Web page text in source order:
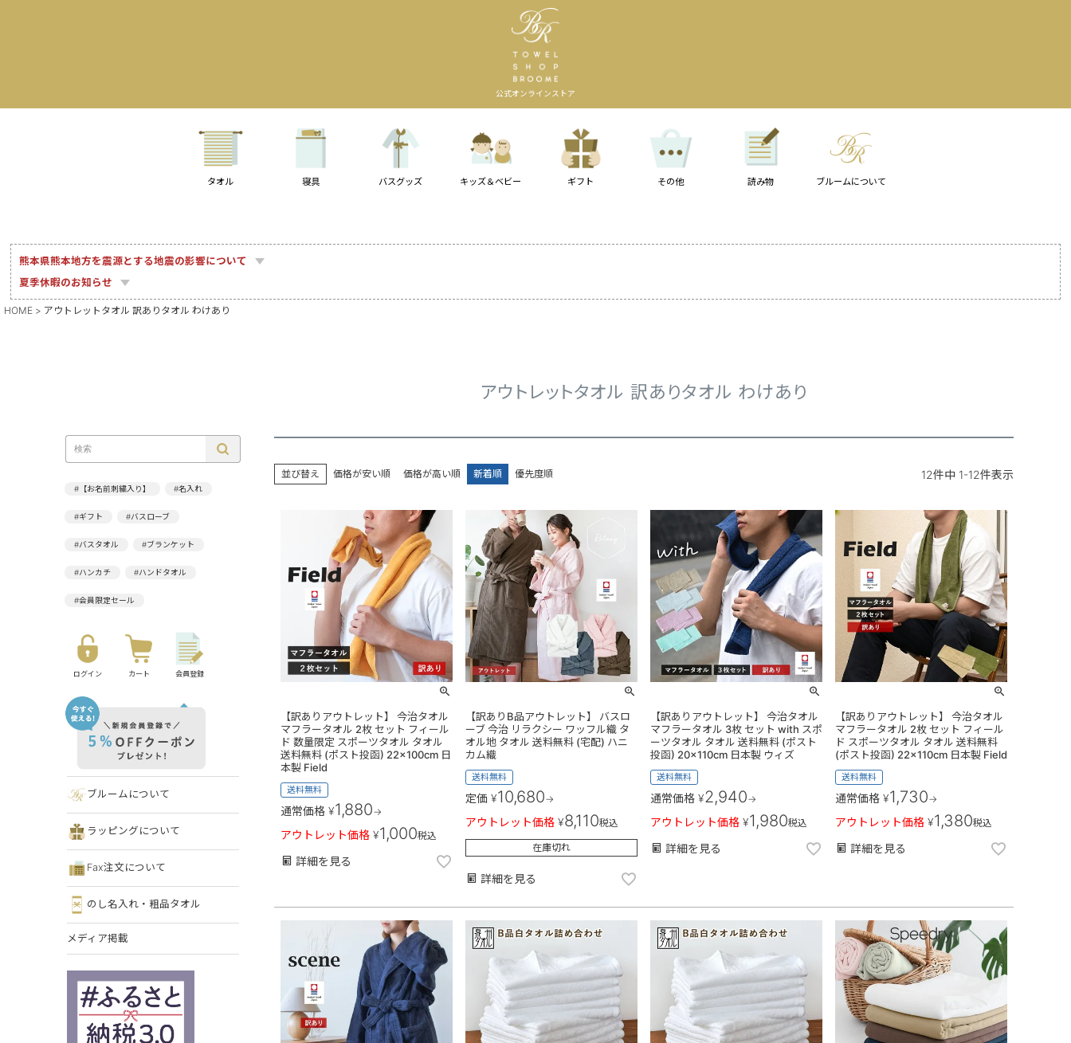
公式オンラインストア
タオル 寝具 バスグッズ キッズ＆ベビー ギフト その他 読み物 ブルームについて
熊本県熊本地方を震源とする地震の影響について
夏季休暇のお知らせ
HOME アウトレットタオル 訳ありタオル わけあり
#【お名前刺繍入り】 #名入れ
#ギフト #バスローブ
#バスタオル #ブランケット
#ハンカチ #ハンドタオル
#会員限定セール
ログイン カート 会員登録
ブルームについて
ラッピングについて
Fax注文について
のし名入れ・粗品タオル
メディア掲載
アウトレットタオル 訳ありタオル わけあり
並び替え 価格が安い順 価格が高い順 新着順 優先度順 12件中 1-12件表示
【訳ありアウトレット】 今治タオル
マフラータオル 2枚 セット フィール
ド 数量限定 スポーツタオル タオル
送料無料 (ポスト投函) 22×100cm 日
本製 Field
送料無料
通常価格 ¥1,880→
アウトレット価格 ¥1,000税込
詳細を見る
【訳ありB品アウトレット】 バスロ
ーブ 今治 リラクシー ワッフル織 タ
オル地 タオル 送料無料 (宅配) ハニ
カム織
送料無料
定価 ¥10,680→
アウトレット価格 ¥8,110税込
在庫切れ
詳細を見る
【訳ありアウトレット】 今治タオル
マフラータオル 3枚 セット with スポ
ーツタオル タオル 送料無料 (ポスト
投函) 20×110cm 日本製 ウィズ
送料無料
通常価格 ¥2,940→
アウトレット価格 ¥1,980税込
詳細を見る
【訳ありアウトレット】 今治タオル
マフラータオル 2枚 セット フィール
ド スポーツタオル タオル 送料無料
(ポスト投函) 22×110cm 日本製 Field
送料無料
通常価格 ¥1,730→
アウトレット価格 ¥1,380税込
詳細を見る